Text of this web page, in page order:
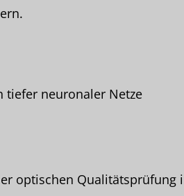
tiefer neuronaler Netze
optischen Qualitätsprüfung